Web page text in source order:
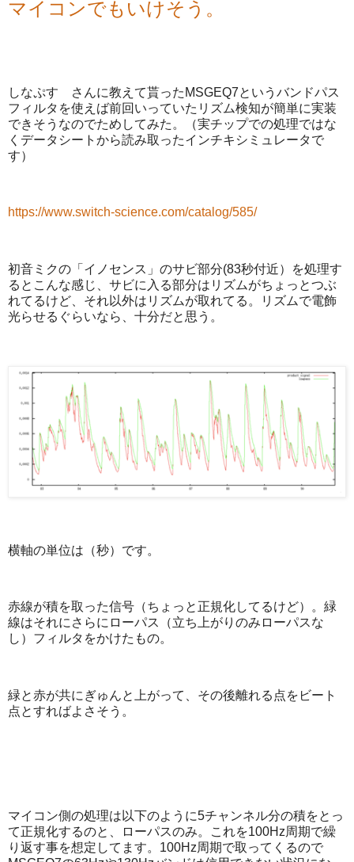
マイコンでもいけそう。
しなぷす さんに教えて貰ったMSGEQ7というバンドパス
フィルタを使えば前回いっていたリズム検知が簡単に実装
できそうなのでためしてみた。（実チップでの処理ではな
くデータシートから読み取ったインチキシミュレータで
す）
https://www.switch-science.com/catalog/585/
初音ミクの「イノセンス」のサビ部分(83秒付近）を処理す
るとこんな感じ、サビに入る部分はリズムがちょっとつぶ
れてるけど、それ以外はリズムが取れてる。リズムで電飾
光らせるぐらいなら、十分だと思う。
横軸の単位は（秒）です。
赤線が積を取った信号（ちょっと正規化してるけど）。緑
線はそれにさらにローパス（立ち上がりのみローパスな
し）フィルタをかけたもの。
緑と赤が共にぎゅんと上がって、その後離れる点をビート
点とすればよさそう。
マイコン側の処理は以下のように5チャンネル分の積をとっ
て正規化するのと、ローパスのみ。これを100Hz周期で繰
り返す事を想定してます。100Hz周期で取ってくるので